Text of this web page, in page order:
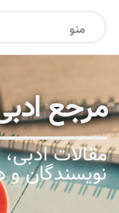
منو
مرجع
مقالات
نویسندگان و